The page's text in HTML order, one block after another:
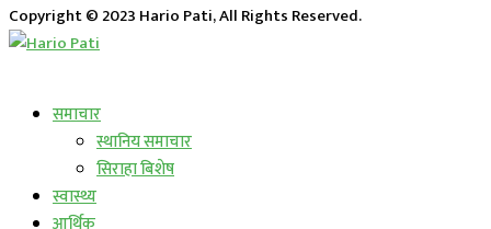
Copyright © 2023 Hario Pati, All Rights Reserved.
समाचार
स्थानिय समाचार
सिराहा बिशेष
स्वास्थ्य